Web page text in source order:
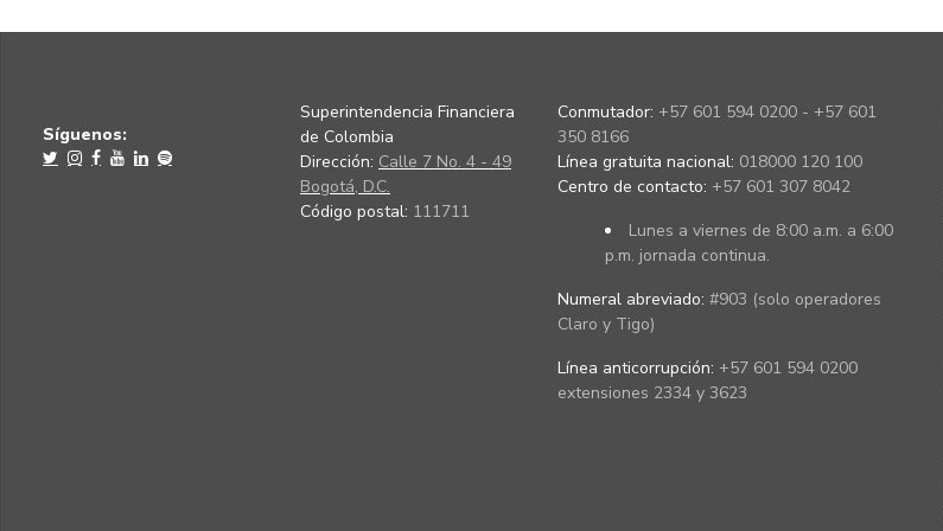
Síguenos:
Superintendencia Financiera
de Colombia
Dirección: Calle 7 No. 4 - 49
Bogotá, D.C.
Código postal: 111711
Conmutador: +57 601 594 0200 - +57 601
350 8166
Línea gratuita nacional: 018000 120 100
Centro de contacto: +57 601 307 8042
Lunes a viernes de 8:00 a.m. a 6:00
p.m. jornada continua.
Numeral abreviado: #903 (solo operadores
Claro y Tigo)
Línea anticorrupción: +57 601 594 0200
extensiones 2334 y 3623